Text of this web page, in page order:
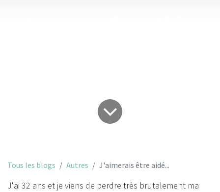
Tous les blogs Autres J'aimerais être aidé...
J'ai 32 ans et je viens de perdre très brutalement ma